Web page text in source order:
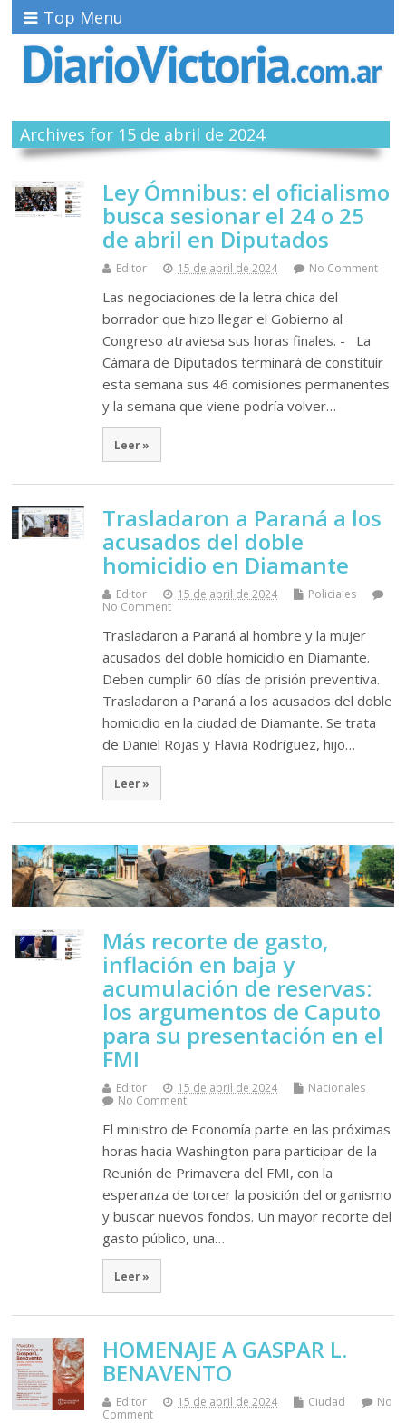
Top Menu
Archives for 15 de abril de 2024
Ley Ómnibus: el oficialismo
busca sesionar el 24 o 25
de abril en Diputados
Editor 15 de abril de 2024 No Comment
Las negociaciones de la letra chica del
borrador que hizo llegar el Gobierno al
Congreso atraviesa sus horas finales. - La
Cámara de Diputados terminará de constituir
esta semana sus 46 comisiones permanentes
y la semana que viene podría volver…
Leer »
Trasladaron a Paraná a los
acusados del doble
homicidio en Diamante
Editor 15 de abril de 2024
Policiales
No Comment
Trasladaron a Paraná al hombre y la mujer
acusados del doble homicidio en Diamante.
Deben cumplir 60 días de prisión preventiva.
Trasladaron a Paraná a los acusados del doble
homicidio en la ciudad de Diamante. Se trata
de Daniel Rojas y Flavia Rodríguez, hijo…
Leer »
Más recorte de gasto,
inflación en baja y
acumulación de reservas:
los argumentos de Caputo
para su presentación en el
FMI
Editor 15 de abril de 2024
Nacionales
No Comment
El ministro de Economía parte en las próximas
horas hacia Washington para participar de la
Reunión de Primavera del FMI, con la
esperanza de torcer la posición del organismo
y buscar nuevos fondos. Un mayor recorte del
gasto público, una…
Leer »
HOMENAJE A GASPAR L.
BENAVENTO
Editor 15 de abril de 2024 Ciudad
No
Comment